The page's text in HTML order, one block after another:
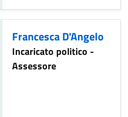
Francesca D'Angelo
Incaricato politico -
Assessore